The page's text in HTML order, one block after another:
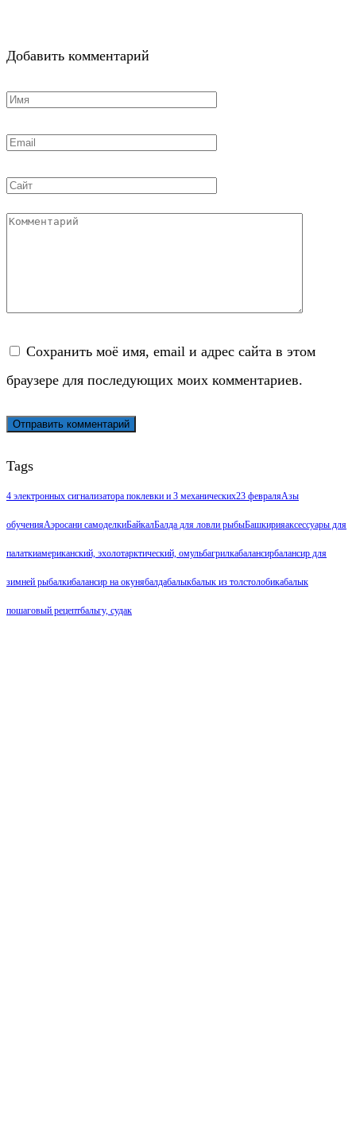
Добавить комментарий
Имя
Email
Сайт
Комментарий
Сохранить моё имя, email и адрес сайта в этом
браузере для последующих моих комментариев.
Tags
4 электронных сигнализатора поклевки и 3 механических23 февраляАзы
обученияАэросани самоделкиБайкалБалда для ловли рыбыБашкирияаксессуары для
палаткиамериканский, эхолотарктический, омульбагрилкабалансирбалансир для
зимней рыбалкибалансир на окунябалдабалыкбалык из толстолобикабалык
пошаговый рецептбальгу, судак